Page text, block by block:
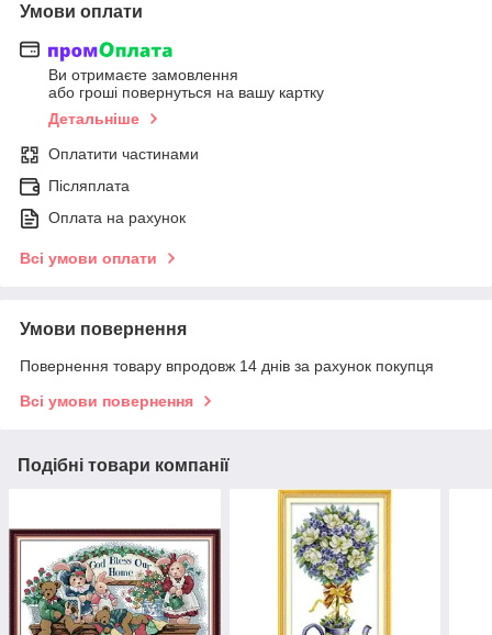
Умови оплати
Ви отримаєте замовлення
або гроші повернуться на вашу картку
Детальніше
Оплатити частинами
Післяплата
Оплата на рахунок
Всі умови оплати
Умови повернення
Повернення товару впродовж 14 днів за рахунок покупця
Всі умови повернення
Подібні товари компанії